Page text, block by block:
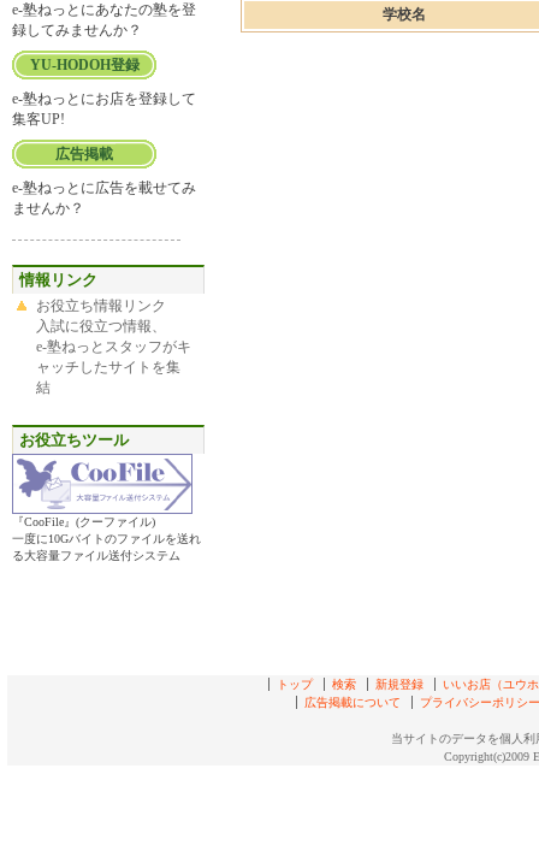
e-塾ねっとにあなたの塾を登
録してみませんか？
YU-HODOH登録
e-塾ねっとにお店を登録して
集客UP!
広告掲載
e-塾ねっとに広告を載せてみ
ませんか？
情報リンク
お役立ち情報リンク
入試に役立つ情報、
e-塾ねっとスタッフがキ
ャッチしたサイトを集
結
お役立ちツール
『CooFile』(クーファイル)
一度に10Gバイトのファイルを送れ
る大容量ファイル送付システム
学校名
トップ 検索 新規登録
いいお店（ユウ
広告掲載について
プライバシーポリシー
当サイトのデータを個人
Copyright(c)2009